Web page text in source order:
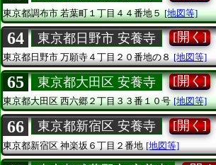
東京都調布市若葉町１丁目４４番地５ [地図等]
64 東京都日野市 安養寺 [開く]
東京都日野市万願寺４丁目２０番地の８ [地図等]
65 東京都大田区 安養寺 [開く]
東京都大田区西六郷２丁目３３番１０号 [地図等]
66 東京都新宿区 安養寺 [開く]
東京都新宿区 神楽坂６丁目２番地 [地図等]